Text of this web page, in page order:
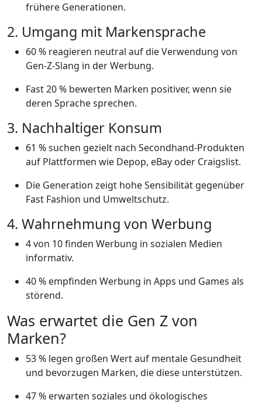
frühere Generationen.
2. Umgang mit Markensprache
60 % reagieren neutral auf die Verwendung von
Gen-Z-Slang in der Werbung.
Fast 20 % bewerten Marken positiver, wenn sie
deren Sprache sprechen.
3. Nachhaltiger Konsum
61 % suchen gezielt nach Secondhand-Produkten
auf Plattformen wie Depop, eBay oder Craigslist.
Die Generation zeigt hohe Sensibilität gegenüber
Fast Fashion und Umweltschutz.
4. Wahrnehmung von Werbung
4 von 10 finden Werbung in sozialen Medien
informativ.
40 % empfinden Werbung in Apps und Games als
störend.
Was erwartet die Gen Z von
Marken?
53 % legen großen Wert auf mentale Gesundheit
und bevorzugen Marken, die diese unterstützen.
47 % erwarten soziales und ökologisches